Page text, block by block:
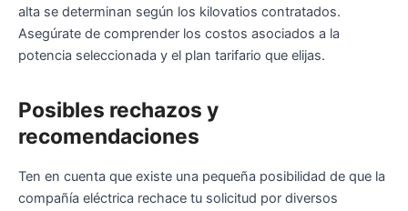
alta se determinan según los kilovatios contratados.
Asegúrate de comprender los costos asociados a la
potencia seleccionada y el plan tarifario que elijas.
Posibles rechazos y
recomendaciones
Ten en cuenta que existe una pequeña posibilidad de que la
compañía eléctrica rechace tu solicitud por diversos